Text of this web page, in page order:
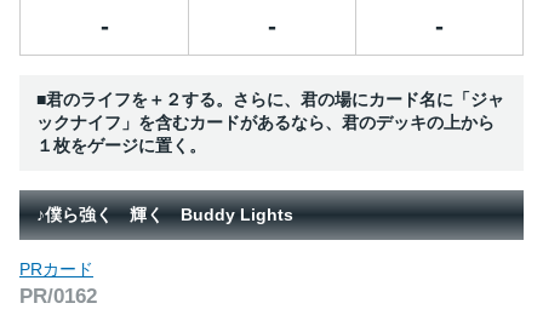
- - -
■君のライフを＋２する。さらに、君の場にカード名に「ジャ
ックナイフ」を含むカードがあるなら、君のデッキの上から
１枚をゲージに置く。
♪僕ら強く 輝く Buddy Lights
PRカード
PR/0162